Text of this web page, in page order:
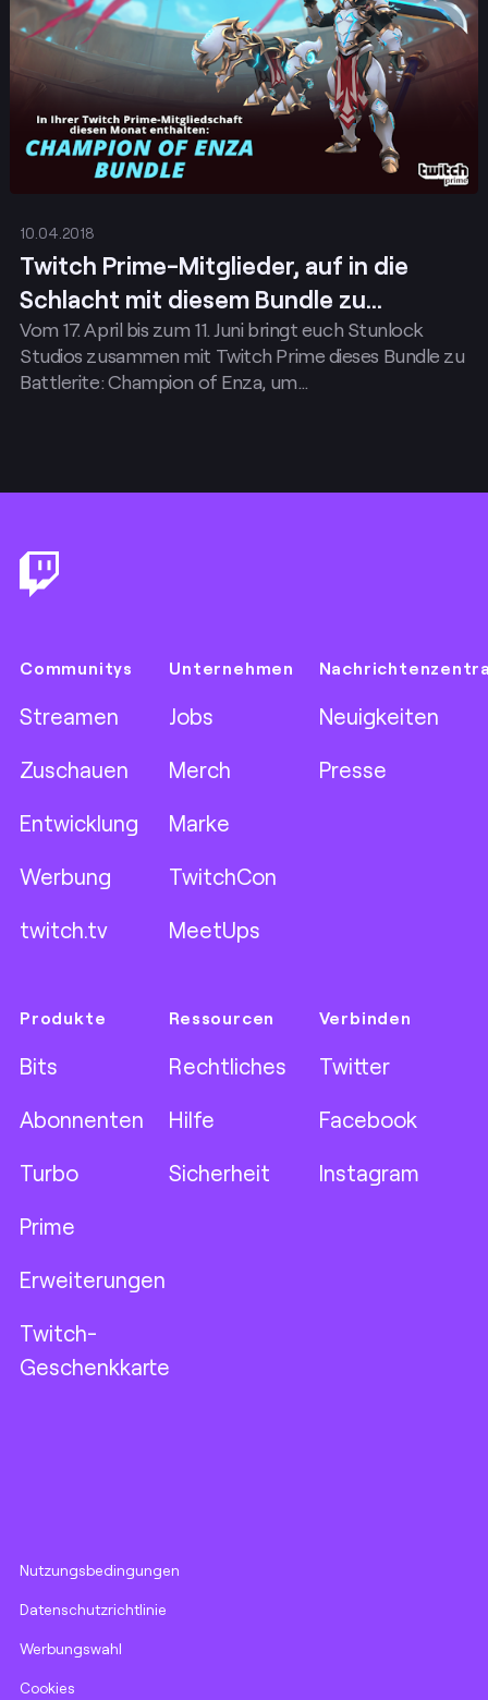
10.04.2018
Twitch Prime-Mitglieder, auf in die
Schlacht mit diesem Bundle zu
Battlerite: Champion of Enza!
Vom 17. April bis zum 11. Juni bringt euch Stunlock
Studios zusammen mit Twitch Prime dieses Bundle zu
Battlerite: Champion of Enza, um…
Communitys
Streamen
Zuschauen
Entwicklung
Werbung
twitch.tv
Unternehmen
Jobs
Merch
Marke
TwitchCon
MeetUps
Neuigkeiten
Presse
Produkte
Bits
Abonnenten
Turbo
Prime
Erweiterungen
Twitch-
Geschenkkarte
Ressourcen
Rechtliches
Hilfe
Sicherheit
Verbinden
Twitter
Facebook
Instagram
Nutzungsbedingungen
Datenschutzrichtlinie
Werbungswahl
Cookies